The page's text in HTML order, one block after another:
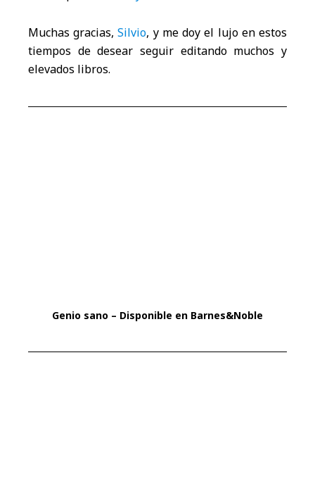
Muchas gracias,Silvio, y me doy el lujo en estos
tiempos de desear seguir editando muchos y
elevados libros.
Genio sano – Disponible en Barnes&Noble